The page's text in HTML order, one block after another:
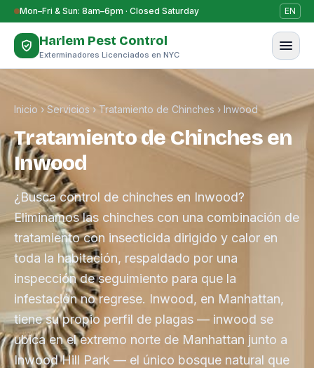
Saltar al contenido
Mon–Fri & Sun: 8am–6pm · Closed Saturday EN
Harlem Pest Control
Exterminadores Licenciados en NYC
Inicio ›Servicios › Tratamiento de Chinches › Inwood
Tratamiento de Chinches en
Inwood
¿Busca control de chinches en Inwood?
Eliminamos las chinches con una combinación de
tratamiento con insecticida dirigido y calor en
toda la habitación, respaldado por una
inspección de seguimiento para que la
infestación no regrese. Inwood, en Manhattan,
tiene su propio perfil de plagas — inwood se
ubica en el extremo norte de Manhattan junto a
Inwood Hill Park — el único bosque natural que